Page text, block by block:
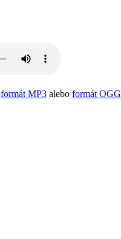
formát MP3 alebo formát OGG